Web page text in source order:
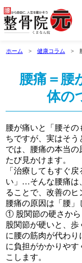
ホーム 健康コラム
腰痛＝腰
体の
腰が痛いと「腰そ
ちですが、実はそ
では、腰痛の本当の
たび見かけます。
「治療してもすぐ
い」…そんな腰痛は
ることで、改善のヒ
腰痛の原因は「腰」
① 股関節の硬さから
股関節が硬いと、
に腰の筋肉が代わ
に負担がかかりや
こします。